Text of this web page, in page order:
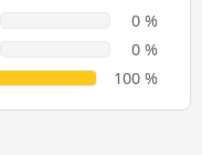
0 %
0 %
100 %